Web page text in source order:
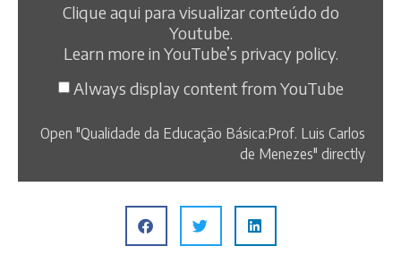
Clique aqui para visualizar conteúdo do
Youtube.
Learn more in YouTube’s privacy policy.
Always display content from YouTube
Open "Qualidade da Educação Básica:Prof. Luis Carlos
de Menezes" directly